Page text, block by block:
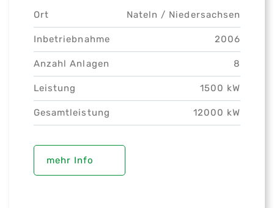
Ort Nateln / Niedersachsen
Inbetriebnahme 2006
Anzahl Anlagen 8
Leistung 1500 kW
Gesamtleistung 12000 kW
mehr Info